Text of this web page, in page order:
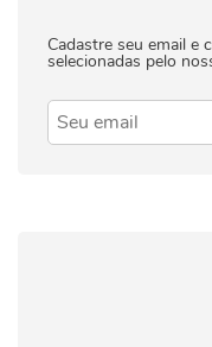
Cadastre seu email e
selecionadas pelo